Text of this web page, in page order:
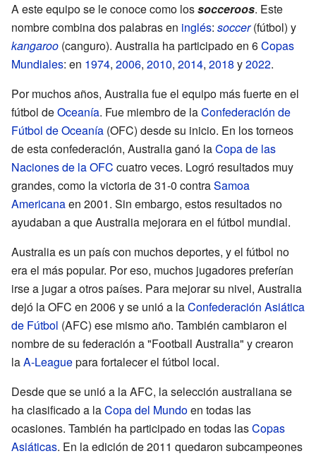
A este equipo se le conoce como lossocceroos. Este
nombre combina dos palabras en inglés: soccer(fútbol) y
kangaroo (canguro). Australia ha participado en 6Copas
Mundiales: en 1974, 2006, 2010, 2014, 2018 y2022.
Por muchos años, Australia fue el equipo más fuerte en el
fútbol deOceanía. Fue miembro de laConfederación de
Fútbol de Oceanía (OFC) desde su inicio. En los torneos
de esta confederación, Australia ganó laCopa de las
Naciones de la OFC cuatro veces. Logró resultados muy
grandes, como la victoria de 31-0 contraSamoa
Americanaen 2001. Sin embargo, estos resultados no
ayudaban a que Australia mejorara en el fútbol mundial.
Australia es un país con muchos deportes, y el fútbol no
era el más popular. Por eso, muchos jugadores preferían
irse a jugar a otros países. Para mejorar su nivel, Australia
dejó la OFC en 2006 y se unió a laConfederación Asiática
de Fútbol (AFC) ese mismo año. También cambiaron el
nombre de su federación a "Football Australia" y crearon
laA-Leaguepara fortalecer el fútbol local.
Desde que se unió a la AFC, la selección australiana se
ha clasificado a laCopa del Mundoen todas las
ocasiones. También ha participado en todas lasCopas
Asiáticas. En la edición de 2011 quedaron subcampeones